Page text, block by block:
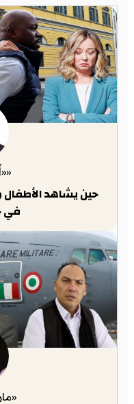
حين يشاهد الأطفال
في